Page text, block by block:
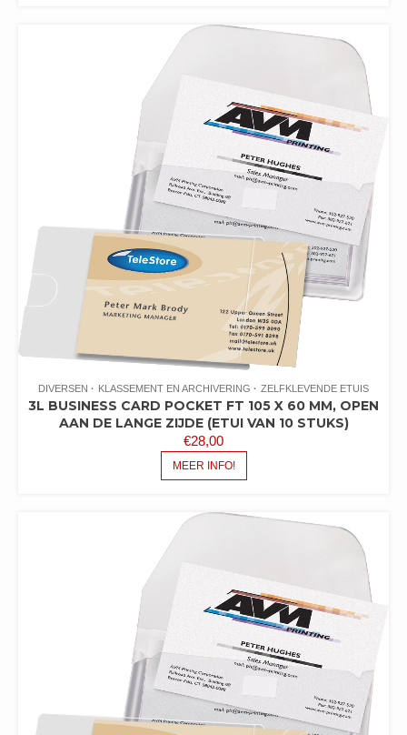
DIVERSEN KLASSEMENT EN ARCHIVERING ZELFKLEVENDE ETUIS
3L BUSINESS CARD POCKET FT 105 X 60 MM, OPEN
AAN DE LANGE ZIJDE (ETUI VAN 10 STUKS)
€28,00
MEER INFO!